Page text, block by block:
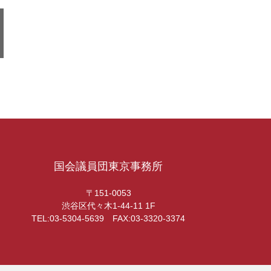
国会議員団東京事務所
〒151-0053
渋谷区代々木1-44-11 1F
TEL:03-5304-5639 FAX:03-3320-3374